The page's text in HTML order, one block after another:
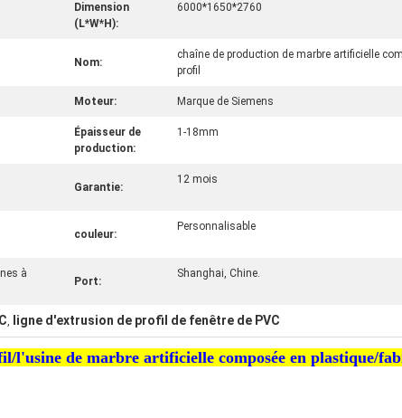
Dimension
(L*W*H):
6000*1650*2760
Nom:
chaîne de production de marbre artificielle
profil
Moteur: Marque de Siemens
Épaisseur de
production:
1-18mm
Garantie:
12 mois
couleur:
Personnalisable
à
Port:
Shanghai, Chine.
, ligne d'extrusion de profil de fenêtre de PVC
l'usine de marbre artificielle composée en plastique/